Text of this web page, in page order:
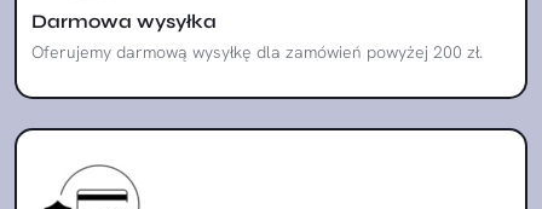
Darmowa wysyłka
Oferujemy darmową wysyłkę dla zamówień powyżej 200 zł.